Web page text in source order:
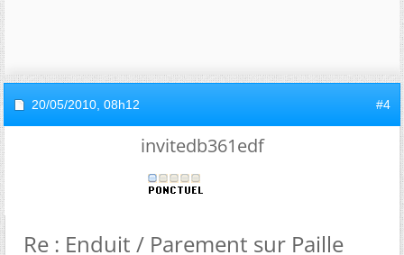
20/05/2010, 08h12 #4
invitedb361edf
Re : Enduit / Parement sur Paille